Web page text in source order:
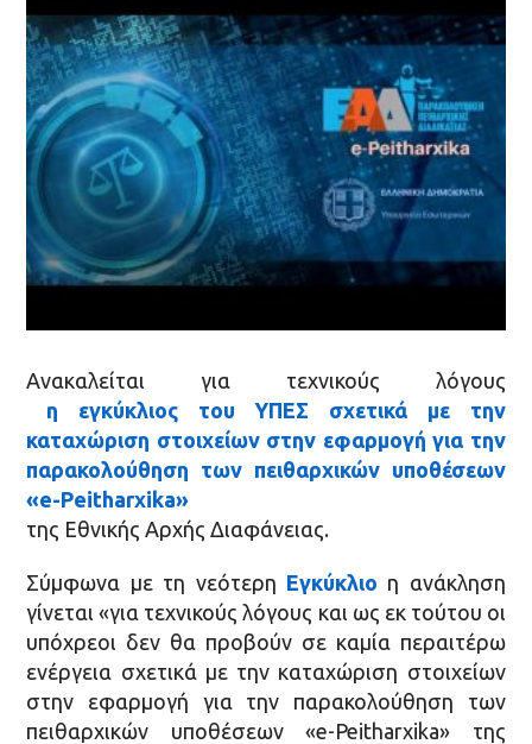
Ανακαλείται για τεχνικούς λόγους
η εγκύκλιος του ΥΠΕΣ σχετικά με την
καταχώριση στοιχείων στην εφαρμογή για την
παρακολούθηση των πειθαρχικών υποθέσεων
«e-Peitharxika»
της Εθνικής Αρχής Διαφάνειας.
Σύμφωνα με τη νεότερη Εγκύκλιο η ανάκληση
γίνεται «για τεχνικούς λόγους και ως εκ τούτου οι
υπόχρεοι δεν θα προβούν σε καμία περαιτέρω
ενέργεια σχετικά με την καταχώριση στοιχείων
στην εφαρμογή για την παρακολούθηση των
πειθαρχικών υποθέσεων «e-Peitharxika» της